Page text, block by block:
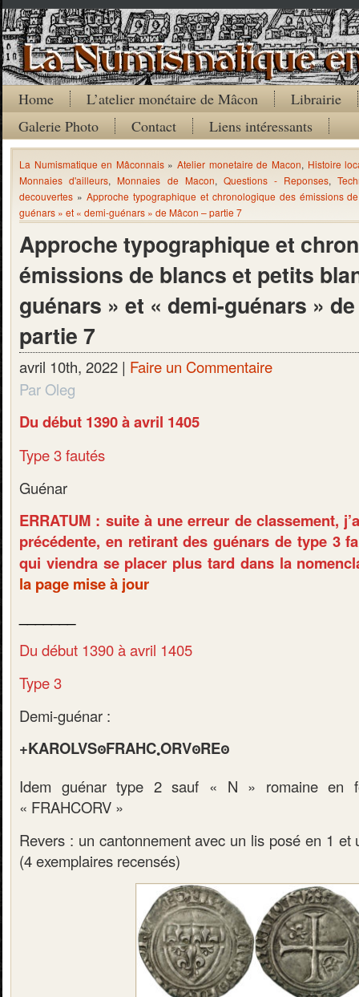
Home L’atelier monétaire de Mâcon
Librairie
Galerie Photo
Contact Liens intéressants
La Numismatique en Mâconnais»Atelier monetaire de Macon, Histoire
Monnaies d'ailleurs, Monnaies de Macon, Questions - Reponses,
decouvertes » Approche typographique et chronologique des émissions
guénars » et « demi-guénars » de Mâcon – partie 7
Approche typographique et
émissions de blancs et petits
guénars » et « demi-guénars »
partie 7
avril 10th, 2022 | Faire un Commentaire
Par Oleg
Du début 1390 à avril 1405
Type 3 fautés
Guénar
ERRATUM : suite à une erreur de classement,
précédente, en retirant des guénars de type 3
qui viendra se placer plus tard dans la
la page mise à jour
Du début 1390 à avril 1405
Type 3
Demi-guénar :
+KAROLVSꙩFRAHC•ORVꙩREꙩ
Idem guénar type 2 sauf « N » romaine
« FRAHCORV »
Revers : un cantonnement avec un lis posé en 1 et
(4 exemplaires recensés)